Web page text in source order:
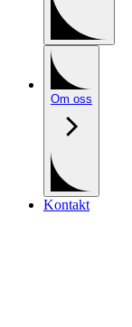
Om oss
Kontakt